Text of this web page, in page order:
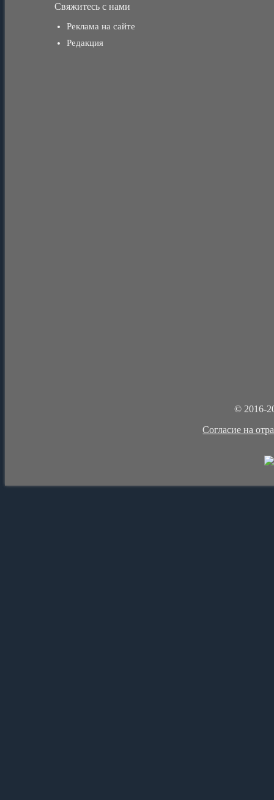
Свяжитесь с нами
Реклама на сайте
Редакция
© 2016-
Cогласие на